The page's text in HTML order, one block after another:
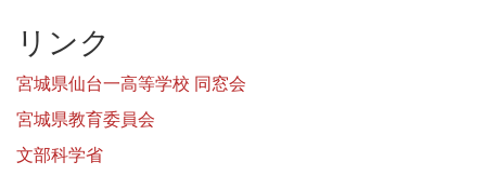
リンク
宮城県仙台一高等学校 同窓会
宮城県教育委員会
文部科学省